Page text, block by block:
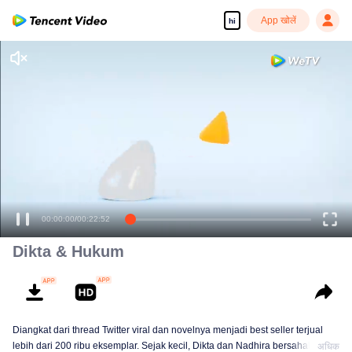
hi App खोलें
00:00:00/00:22:52
Dikta & Hukum
Diangkat dari thread Twitter viral dan novelnya menjadi best seller terjual
lebih dari 200 ribu eksemplar. Sejak kecil, Dikta dan Nadhira bersahabatअधिक